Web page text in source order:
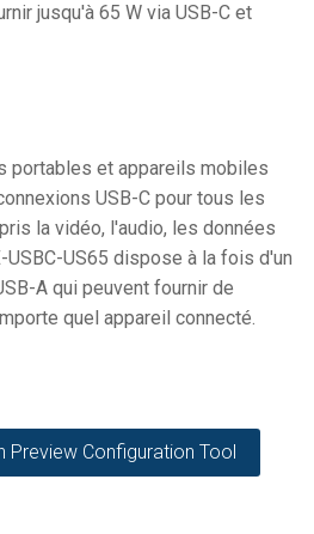
jusqu'à 65 W via USB-C et
portables et appareils mobiles
USB-C pour tous les
la vidéo, l'audio, les données
US65 dispose à la fois d'un
A qui peuvent fournir de
quel appareil connecté.
Preview Configuration Tool